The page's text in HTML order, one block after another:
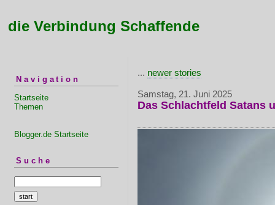
die Verbindung Schaffende
Navigation
Startseite
Themen
Blogger.de Startseite
Suche
... newer stories
Samstag, 21. Juni 2025
Das Schlachtfeld Satans